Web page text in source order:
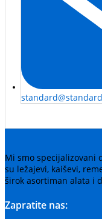
Mi smo specijalizovani
su ležajevi, kaiševi,
širok asortiman alata i
Zapratite nas: